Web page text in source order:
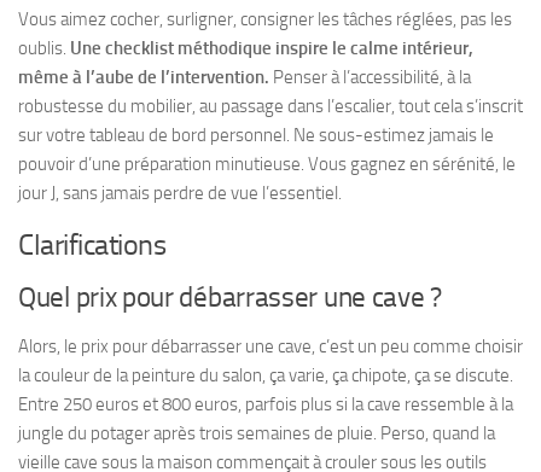
Vous aimez cocher, surligner, consigner les tâches réglées, pas les
oublis. Une checklist méthodique inspire le calme intérieur,
même à l’aube de l’intervention. Penser à l’accessibilité, à la
robustesse du mobilier, au passage dans l’escalier, tout cela s’inscrit
sur votre tableau de bord personnel. Ne sous-estimez jamais le
pouvoir d’une préparation minutieuse. Vous gagnez en sérénité, le
jour J, sans jamais perdre de vue l’essentiel.
Clarifications
Quel prix pour débarrasser une cave ?
Alors, le prix pour débarrasser une cave, c’est un peu comme choisir
la couleur de la peinture du salon, ça varie, ça chipote, ça se discute.
Entre 250 euros et 800 euros, parfois plus si la cave ressemble à la
jungle du potager après trois semaines de pluie. Perso, quand la
vieille cave sous la maison commençait à crouler sous les outils